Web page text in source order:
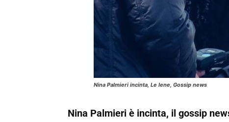
Nina Palmieri incinta, Le Iene, Gossip news
Nina Palmieri è incinta, il gossip